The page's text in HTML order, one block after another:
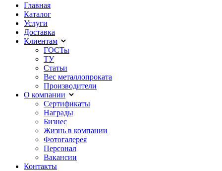
Главная
Каталог
Услуги
Доставка
Клиентам
ГОСТы
ТУ
Статьи
Вес металлопроката
Производители
О компании
Сертификаты
Награды
Бизнес
Жизнь в компании
Фотогалерея
Персонал
Вакансии
Контакты